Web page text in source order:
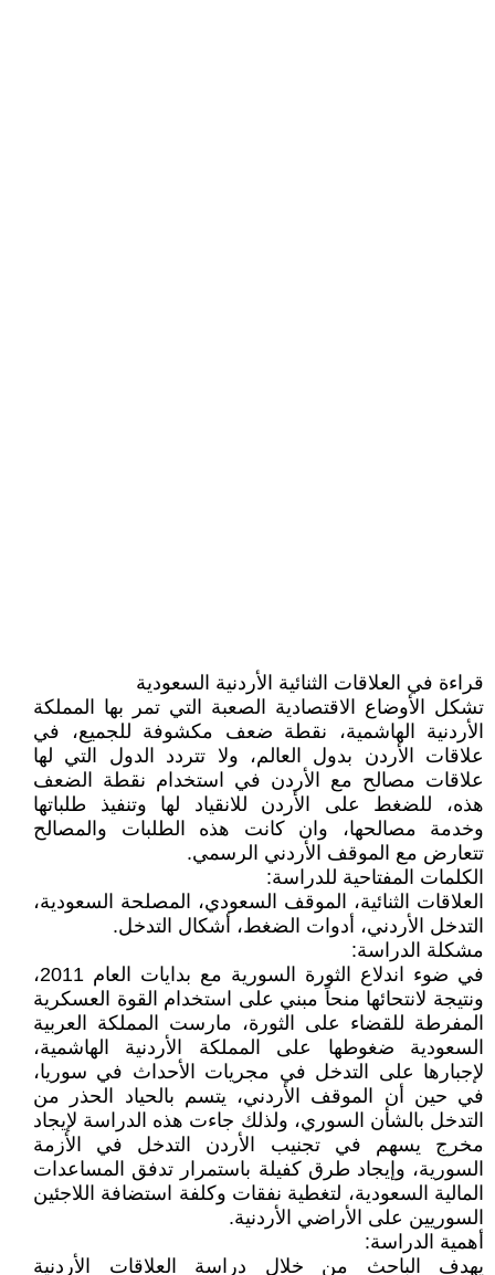
قراءة في العلاقات الثنائية الأردنية السعودية
تشكل الأوضاع الاقتصادية الصعبة التي تمر بها المملكة
الأردنية الهاشمية، نقطة ضعف مكشوفة للجميع، في
علاقات الأردن بدول العالم، ولا تتردد الدول التي لها
علاقات مصالح مع الأردن في استخدام نقطة الضعف
هذه، للضغط على الأردن للانقياد لها وتنفيذ طلباتها
وخدمة مصالحها، وان كانت هذه الطلبات والمصالح
تتعارض مع الموقف الأردني الرسمي.
الكلمات المفتاحية للدراسة:
العلاقات الثنائية، الموقف السعودي، المصلحة السعودية،
التدخل الأردني، أدوات الضغط، أشكال التدخل.
مشكلة الدراسة:
في ضوء اندلاع الثورة السورية مع بدايات العام 2011،
ونتيجة لانتحائها منحاً مبني على استخدام القوة العسكرية
المفرطة للقضاء على الثورة، مارست المملكة العربية
السعودية ضغوطها على المملكة الأردنية الهاشمية،
لإجبارها على التدخل في مجريات الأحداث في سوريا،
في حين أن الموقف الأردني، يتسم بالحياد الحذر من
التدخل بالشأن السوري، ولذلك جاءت هذه الدراسة لإيجاد
مخرج يسهم في تجنيب الأردن التدخل في الأزمة
السورية، وإيجاد طرق كفيلة باستمرار تدفق المساعدات
المالية السعودية، لتغطية نفقات وكلفة استضافة اللاجئين
السوريين على الأراضي الأردنية.
أهمية الدراسة:
يهدف الباحث من خلال دراسة العلاقات الأردنية